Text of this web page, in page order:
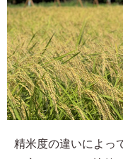
精米度の違いによっ